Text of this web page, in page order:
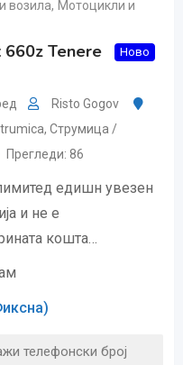
возила, Мотоцикли и
660z Tenere
Ново
Risto Gogov
, Струмица /
Прегледи: 86
едишн увезен
и не е
кошта…
телефонски број